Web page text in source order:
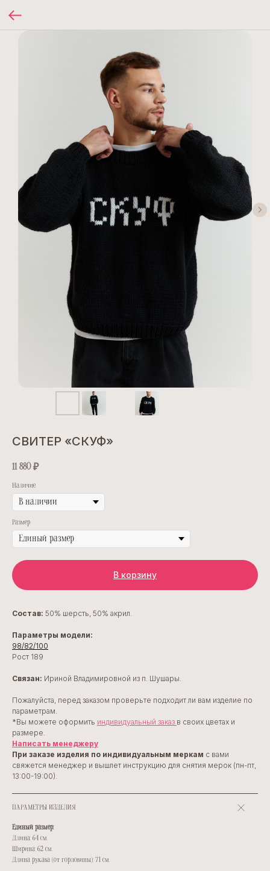
СВИТЕР «СКУФ»
11 880 ₽
Наличие
Размер
В корзину
Состав: 50% шерсть, 50% акрил.
Параметры модели:
98/82/100
Рост 189
Cвязан: Ириной Владимировной из п. Шушары.
Пожалуйста, перед заказом проверьте подходит ли вам изделие по
параметрам.
*Вы можете оформить индивидуальный заказ в своих цветах и
размере.
Написать менеджеру
При заказе изделия по индивидуальным меркам с вами
свяжется менеджер и вышлет инструкцию для снятия мерок (пн-пт,
13:00-19:00).
ПАРАМЕТРЫ ИЗДЕЛИЯ
Единый размер:
Длина: 64 см.
Ширина: 62 см.
Длина рукава (от горловины): 71 см.